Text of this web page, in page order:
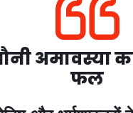
अमावस्या
फल